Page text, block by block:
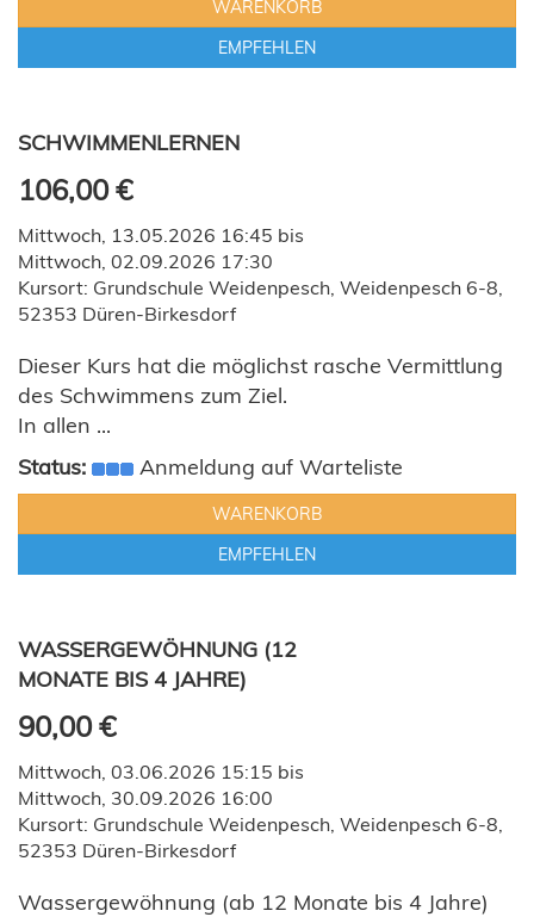
WARENKORB
EMPFEHLEN
SCHWIMMENLERNEN
106,00 €
Mittwoch, 13.05.2026 16:45 bis
Mittwoch, 02.09.2026 17:30
Kursort: Grundschule Weidenpesch, Weidenpesch 6-8,
52353 Düren-Birkesdorf
Dieser Kurs hat die möglichst rasche Vermittlung
des Schwimmens zum Ziel.
In allen ...
Status:
Anmeldung auf Warteliste
WARENKORB
EMPFEHLEN
WASSERGEWÖHNUNG (12
MONATE BIS 4 JAHRE)
90,00 €
Mittwoch, 03.06.2026 15:15 bis
Mittwoch, 30.09.2026 16:00
Kursort: Grundschule Weidenpesch, Weidenpesch 6-8,
52353 Düren-Birkesdorf
Wassergewöhnung (ab 12 Monate bis 4 Jahre)